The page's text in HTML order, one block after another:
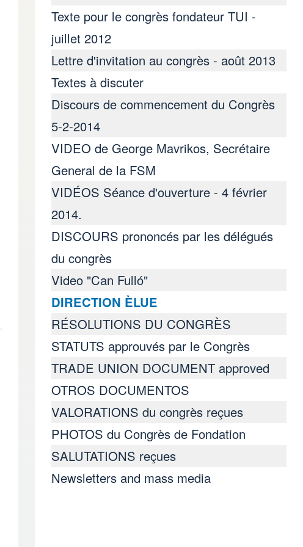
Texte pour le congrès fondateur TUI -
juillet 2012
Lettre d'invitation au congrès - août 2013
Textes à discuter
Discours de commencement du Congrès
5-2-2014
VIDEO de George Mavrikos, Secrétaire
General de la FSM
VIDÉOS Séance d'ouverture - 4 février
2014.
DISCOURS prononcés par les délégués
du congrès
Video "Can Fulló"
DIRECTION ÈLUE
RÉSOLUTIONS DU CONGRÈS
STATUTS approuvés par le Congrès
TRADE UNION DOCUMENT approved
OTROS DOCUMENTOS
VALORATIONS du congrès reçues
PHOTOS du Congrès de Fondation
SALUTATIONS reçues
Newsletters and mass media